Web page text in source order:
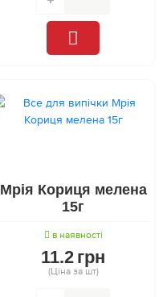
Мрія Кориця мелена
15г
в наявності
11.2 грн
(Ціна за шт)